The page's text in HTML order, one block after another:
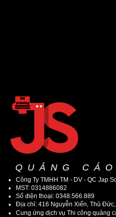
QUẢNG
Công Ty TMHH TM - DV - QC Jap
MST: 0314886082
Số điện thoại: 0348.566.889
Địa chỉ: 416 Nguyễn Xiển, Thủ Đức,
Cung ứng dịch vụ Thi công quảng